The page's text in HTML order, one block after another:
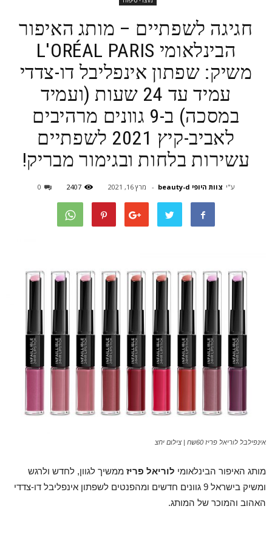
חגיגה לשפתיים – מותג האיפור
הבינלאומי L'ORÉAL PARIS
משיק: שפתון אינפליבל דו-צדדי
עמיד עד 24 שעות (ועמיד
במסכה) ב-9 גוונים מרהיבים
לאביב-קיץ 2021 לשפתיים
עשירות בלחות ובגימור מבריק!
ע"י צוות היופי beauty-d - מרץ 16, 2021 2407
0
אינפילבל לוריאל פריז 60שח | צילום יחצ
מותג האיפור הבינלאומי לוריאל פריז ממשיך לגוון, לחדש ולרגש
ומשיק בישראל 9 גוונים חדשים ומהפנטים לשפתון אינפליבל דו-צדדי
האהוב והמוכר של המותג.